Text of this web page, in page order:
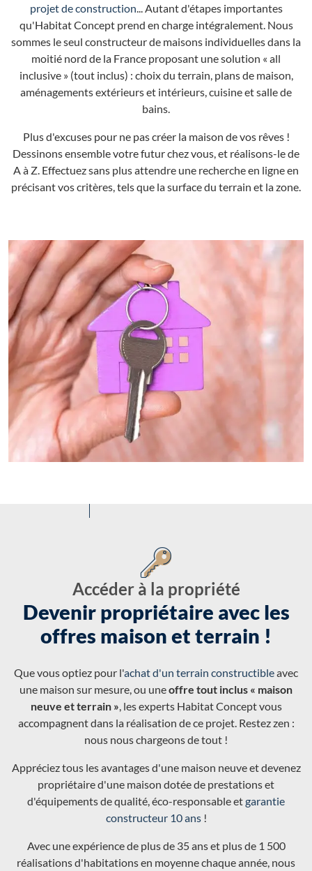
projet de construction... Autant d'étapes importantes
qu'Habitat Concept prend en charge intégralement. Nous
sommes le seul constructeur de maisons individuelles dans la
moitié nord de la France proposant une solution « all
inclusive » (tout inclus) : choix du terrain, plans de maison,
aménagements extérieurs et intérieurs, cuisine et salle de
bains.
Plus d'excuses pour ne pas créer la maison de vos rêves !
Dessinons ensemble votre futur chez vous, et réalisons-le de
A à Z. Effectuez sans plus attendre une recherche en ligne en
précisant vos critères, tels que la surface du terrain et la zone.
Accéder à la propriété
Devenir propriétaire avec les
offres maison et terrain !
Que vous optiez pour l'achat d'un terrain constructibleavec
une maison sur mesure, ou uneoffre tout inclus « maison
neuve et terrain », les experts Habitat Concept vous
accompagnent dans la réalisation de ce projet. Restez zen :
nous nous chargeons de tout !
Appréciez tous les avantages d'une maison neuve et devenez
propriétaire d'une maison dotée de prestations et
d'équipements de qualité, éco-responsable etgarantie
constructeur 10 ans!
Avec une expérience de plus de 35 ans et plus de 1 500
réalisations d'habitations en moyenne chaque année, nous